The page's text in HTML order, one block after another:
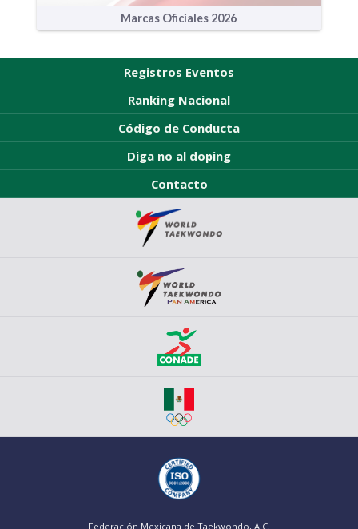
Marcas Oficiales 2026
Registros Eventos
Ranking Nacional
Código de Conducta
Diga no al doping
Contacto
Federación Mexicana de Taekwondo, A.C.